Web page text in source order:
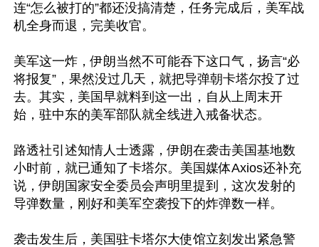
连“怎么被打的”都还没搞清楚，任务完成后，美军战
机全身而退，完美收官。
美军这一炸，伊朗当然不可能吞下这口气，扬言“必
将报复”，果然没过几天，就把导弹朝卡塔尔投了过
去。其实，美国早就料到这一出，自从上周末开
始，驻中东的美军部队就全线进入戒备状态。
路透社引述知情人士透露，伊朗在袭击美国基地数
小时前，就已通知了卡塔尔。美国媒体Axios还补充
说，伊朗国家安全委员会声明里提到，这次发射的
导弹数量，刚好和美军空袭投下的炸弹数一样。
袭击发生后，美国驻卡塔尔大使馆立刻发出紧急警